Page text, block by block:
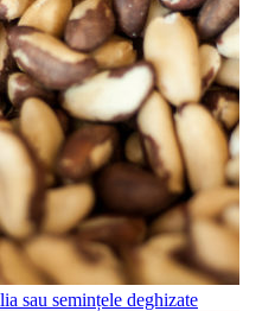
sau semințele deghizate